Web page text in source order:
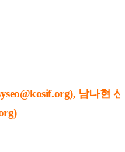
남나현 선